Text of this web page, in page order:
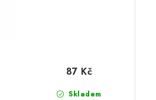
Skladem
87 Kč